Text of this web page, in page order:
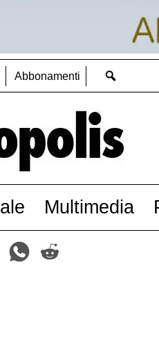
Abbonamenti
Multimedia